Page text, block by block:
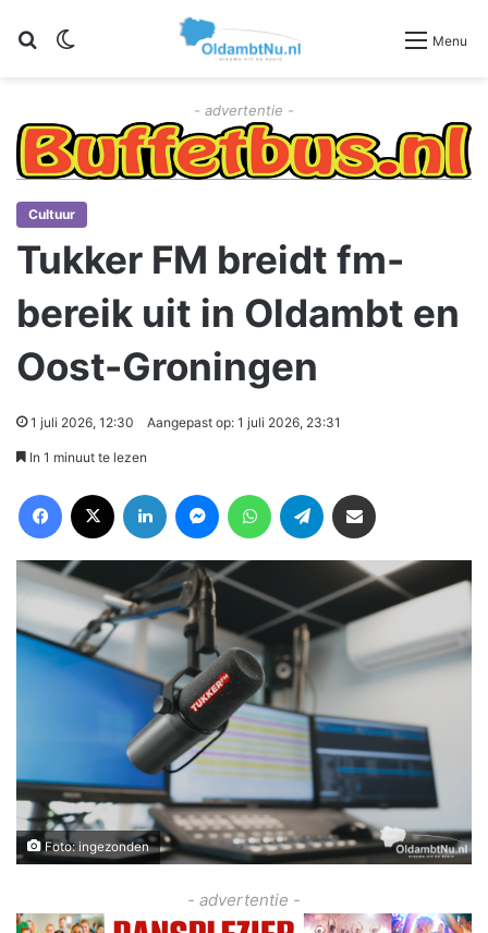
Zoeken Menu
- advertentie -
Cultuur
Tukker FM breidt fm-
bereik uit in Oldambt en
Oost-Groningen
1 juli 2026, 12:30 Aangepast op: 1 juli 2026, 23:31
In 1 minuut te lezen
Foto: ingezonden
- advertentie -